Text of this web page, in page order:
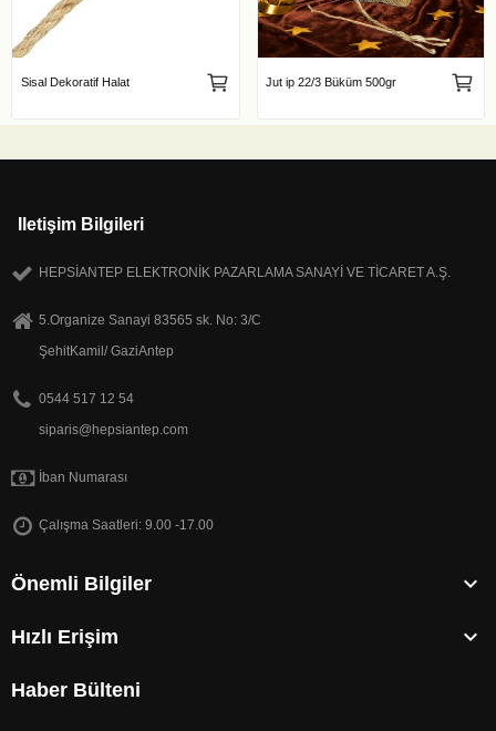
Sisal Dekoratif Halat Jut ip 22/3 Büküm 500gr
Iletişim Bilgileri
HEPSİANTEP ELEKTRONİK PAZARLAMA SANAYİ VE TİCARET A.Ş.
5.Organize Sanayi 83565 sk. No: 3/C
ŞehitKamil/ GaziAntep
0544 517 12 54
siparis@hepsiantep.com
İban Numarası
Çalışma Saatleri: 9.00 -17.00
Önemli Bilgiler 
Hızlı Erişim 
Haber Bülteni